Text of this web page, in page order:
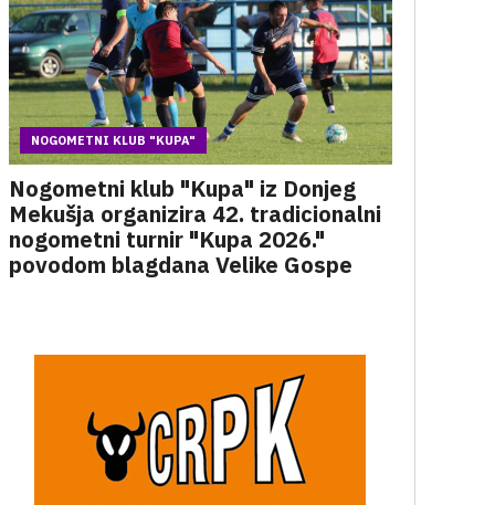
NOGOMETNI KLUB "KUPA"
Nogometni klub "Kupa" iz Donjeg
Mekušja organizira 42. tradicionalni
nogometni turnir "Kupa 2026."
povodom blagdana Velike Gospe